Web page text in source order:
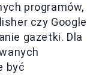
programów,
czy Google
gazetki. Dla
być